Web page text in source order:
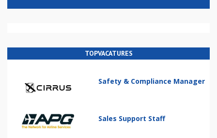
TOPVACATURES
Safety & Compliance Manager
Sales Support Staff